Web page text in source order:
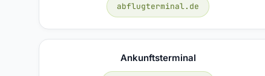
abflugterminal.de
Ankunftsterminal